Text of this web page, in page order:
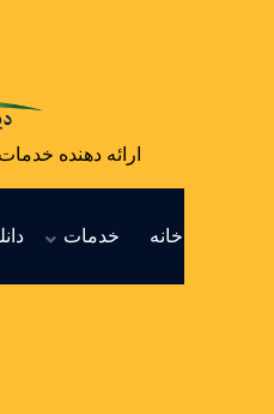
ارائه دهنده
خانه خدمات